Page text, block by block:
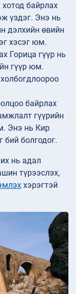
хотод байрлах
үздэг. Энэ нь
дэлхийн өвийн
хэсэг юм.
Горица гүүр нь
гүүр юм.
байрлах
гүүрийн
Энэ нь Кир
бий болгодог.
нь адал
түрээслэх,
хэрэгтэй